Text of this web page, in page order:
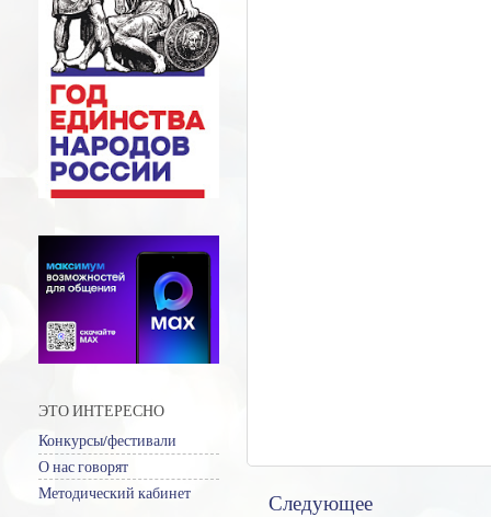
Следующее
ЭТО ИНТЕРЕСНО
Конкурсы/фестивали
О нас говорят
Методический кабинет